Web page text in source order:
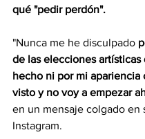
qué "pedir perdón".
"Nunca me he disculpado
de las elecciones artísticas
hecho ni por mi apariencia
visto y no voy a empezar
en un mensaje colgado en
Instagram.